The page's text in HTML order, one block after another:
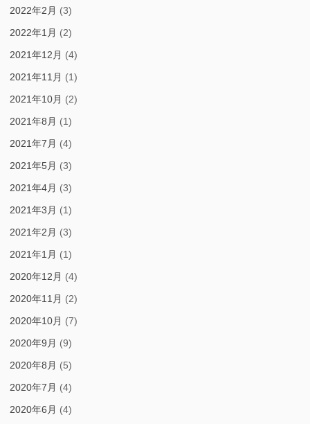
2022年2月 (3)
2022年1月 (2)
2021年12月 (4)
2021年11月 (1)
2021年10月 (2)
2021年8月 (1)
2021年7月 (4)
2021年5月 (3)
2021年4月 (3)
2021年3月 (1)
2021年2月 (3)
2021年1月 (1)
2020年12月 (4)
2020年11月 (2)
2020年10月 (7)
2020年9月 (9)
2020年8月 (5)
2020年7月 (4)
2020年6月 (4)